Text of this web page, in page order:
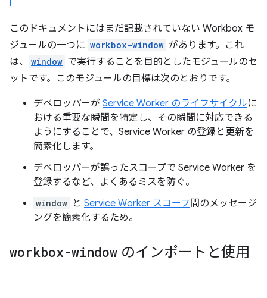
このドキュメントにはまだ記載されていない Workbox モ
ジュールの一つに workbox-window があります。これ
は、
window で実行することを目的としたモジュールのセ
ットです。このモジュールの目標は次のとおりです。
デベロッパーが Service Worker のライフサイクルに
おける重要な瞬間を特定し、その瞬間に対応できる
ようにすることで、Service Worker の登録と更新を
簡素化します。
デベロッパーが誤ったスコープで Service Worker を
登録するなど、よくあるミスを防ぐ。
window と Service Worker スコープ間のメッセージ
ングを簡素化するため。
workbox-window のインポートと使用